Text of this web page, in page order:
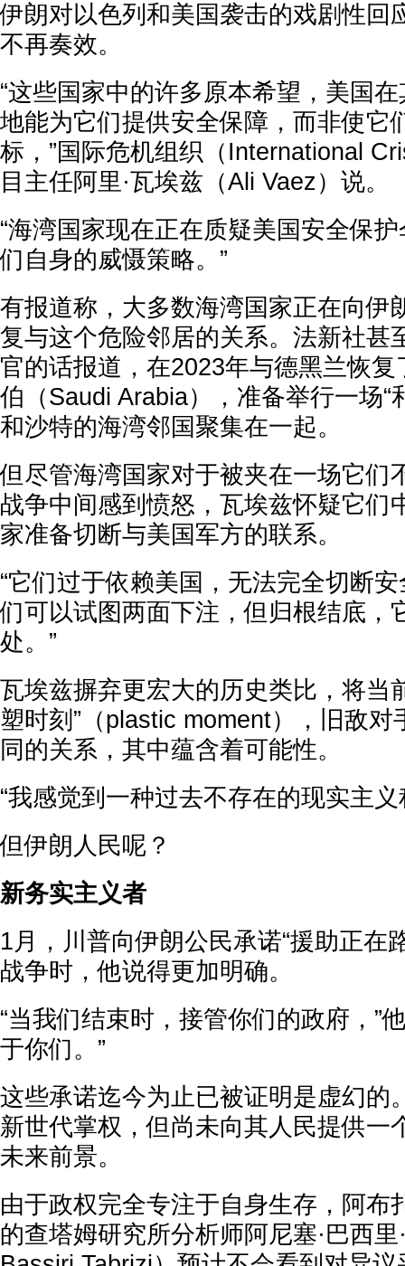
伊朗对以色列和美国袭击的戏剧性回
不再奏效。
“这些国家中的许多原本希望，美国
地能为它们提供安全保障，而非使它
标，”国际危机组织（International
目主任阿里·瓦埃兹（Ali Vaez）说。
“海湾国家现在正在质疑美国安全保
们自身的威慑策略。”
有报道称，大多数海湾国家正在向伊
复与这个危险邻居的关系。法新社甚
官的话报道，在2023年与德黑兰恢
伯（Saudi Arabia），准备举行一场“
和沙特的海湾邻国聚集在一起。
但尽管海湾国家对于被夹在一场它们
战争中间感到愤怒，瓦埃兹怀疑它们
家准备切断与美国军方的联系。
“它们过于依赖美国，无法完全切断安
们可以试图两面下注，但归根结底，
处。”
瓦埃兹摒弃更宏大的历史类比，将当
塑时刻”（plastic moment），旧敌对
同的关系，其中蕴含着可能性。
“我感觉到一种过去不存在的现实主
但伊朗人民呢？
新务实主义者
1月，川普向伊朗公民承诺“援助正在
战争时，他说得更加明确。
“当我们结束时，接管你们的政府，”
于你们。”
这些承诺迄今为止已被证明是虚幻的
新世代掌权，但尚未向其人民提供一
未来前景。
由于政权完全专注于自身生存，阿布
的查塔姆研究所分析师阿尼塞·巴西